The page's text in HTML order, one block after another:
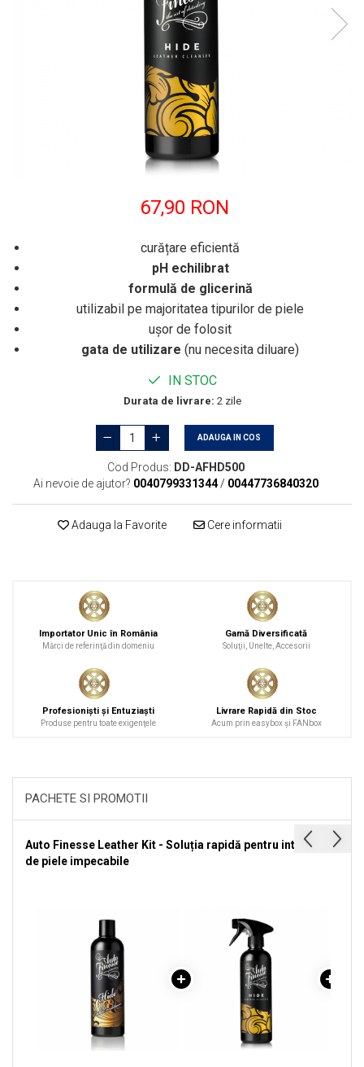
67,90 RON
curățare eficientă
pH echilibrat
formulă de glicerină
utilizabil pe majoritatea tipurilor de piele
ușor de folosit
gata de utilizare (nu necesita diluare)
IN STOC
Durata de livrare: 2 zile
ADAUGA IN COS
Cod Produs: DD-AFHD500
Ai nevoie de ajutor? 0040799331344 / 00447736840320
Adauga la Favorite Cere informatii
Importator Unic în România
Mărci de referinţă din domeniu
Gamă Diversificată
Soluţii, Unelte, Accesorii
Profesionişti şi Entuziaşti
Produse pentru toate exigenţele
Livrare Rapidă din Stoc
Acum prin easybox şi FANbox
PACHETE SI PROMOTII
Auto Finesse Leather Kit - Soluția rapidă pentru interioare
de piele impecabile